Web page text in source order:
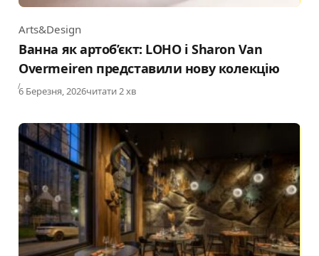
Category
Arts&Design
Ванна як артоб’єкт: LOHO і Sharon Van
Overmeiren представили нову колекцію
Published
6 Березня, 2026читати 2 хв